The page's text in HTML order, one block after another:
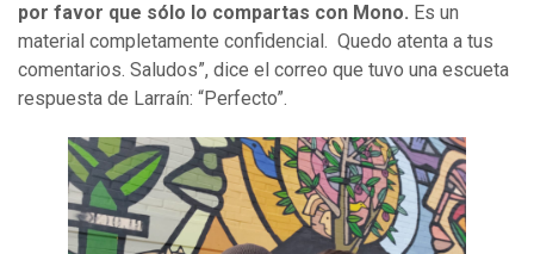
por favor que sólo lo compartas con Mono. Es un
material completamente confidencial. Quedo atenta a tus
comentarios. Saludos”, dice el correo que tuvo una escueta
respuesta de Larraín: “Perfecto”.